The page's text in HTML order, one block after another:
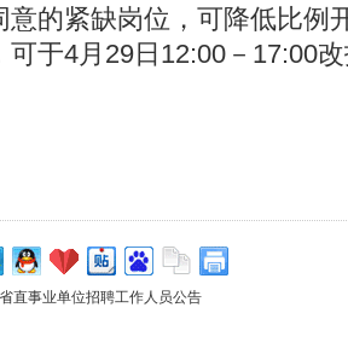
意的紧缺岗位，可降低比例
可于4月29日12:00－17:00
直事业单位招聘工作人员公告